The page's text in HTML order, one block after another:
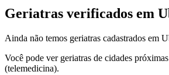
Geriatras verificados em
Ainda não temos geriatras cadastrados em
Você pode ver geriatras de cidades
(telemedicina).